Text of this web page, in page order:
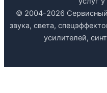
© 2004-2026 Сервисный
звука, света,
усилителей,